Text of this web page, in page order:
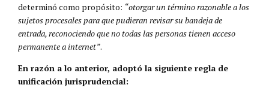
determinó como propósito: “otorgar un término razonable a los
sujetos procesales para que pudieran revisar su bandeja de
entrada, reconociendo que no todas las personas tienen acceso
permanente a internet”.
En razón a lo anterior, adoptó la siguiente regla de
unificación jurisprudencial: